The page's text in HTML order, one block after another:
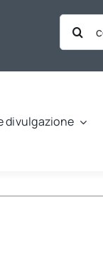
Cerca
per:
divulgazione